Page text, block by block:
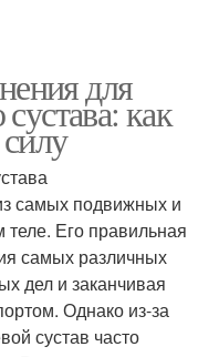
для
как
самых подвижных и
теле. Его правильная
самых различных
дел и заканчивая
Однако из-за
сустав часто